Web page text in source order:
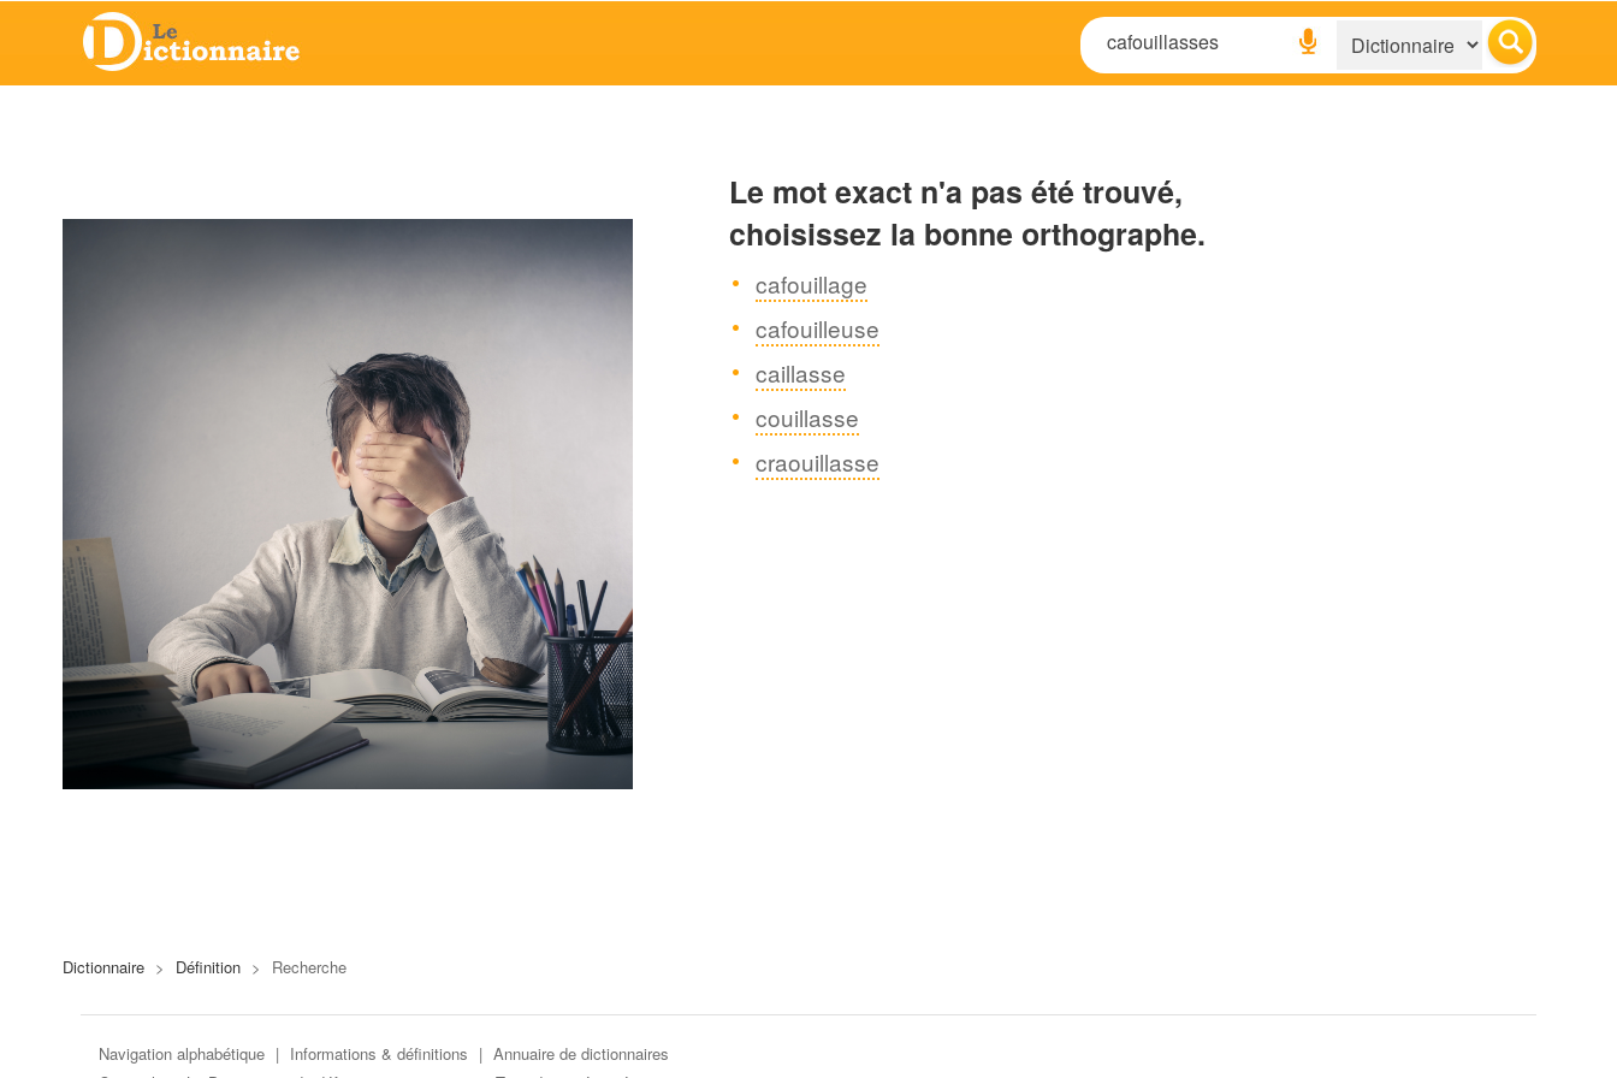
Le mot exact n'a pas été trouvé,
choisissez la bonne orthographe.
cafouillage
cafouilleuse
caillasse
couillasse
craouillasse
Dictionnaire > Définition > Recherche
Navigation alphabétique | Informations & définitions | Annuaire de dictionnaires